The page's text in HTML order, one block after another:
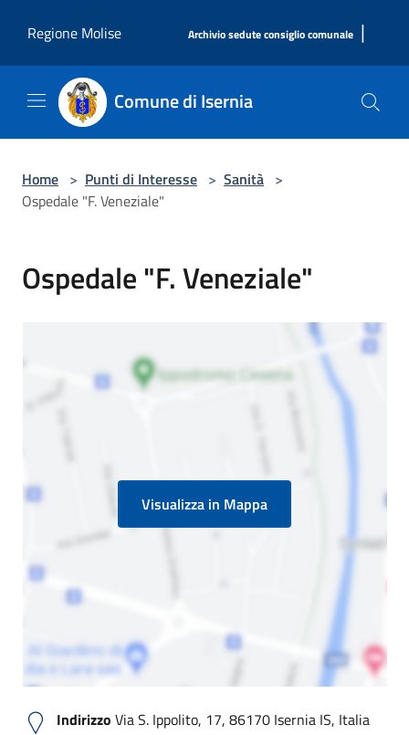
Regione Molise
Archivio sedute consiglio comunale |
Comune di Isernia
Home > Punti di Interesse > Sanità >
Ospedale "F. Veneziale"
Ospedale "F. Veneziale"
Visualizza in Mappa
Indirizzo Via S. Ippolito, 17, 86170 Isernia IS, Italia